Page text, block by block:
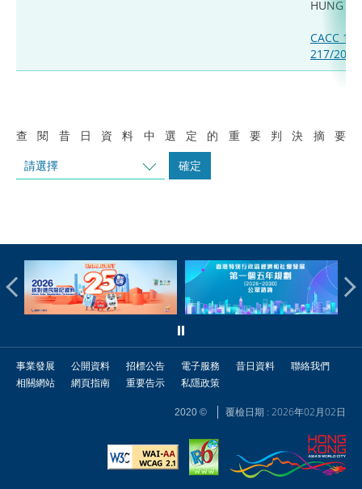
HUNG
CACC
217/2019
查閱昔日資料中選定的重要判決摘要
請選擇
確定
事業發展 公開資料 招標公告 電子服務 昔日資料
聯絡我們
相關網站
網頁指南 重要告示 私隱政策
2020 © 覆檢日期 : 2026年02月02日